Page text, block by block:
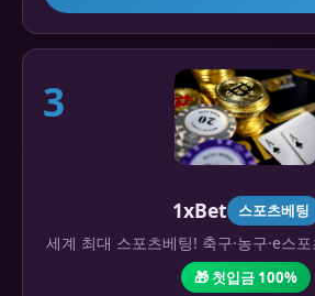
3
1xBet 스포츠베팅
세계 최대 스포츠베팅! 축구·농구·e스
🎁 첫입금 100%